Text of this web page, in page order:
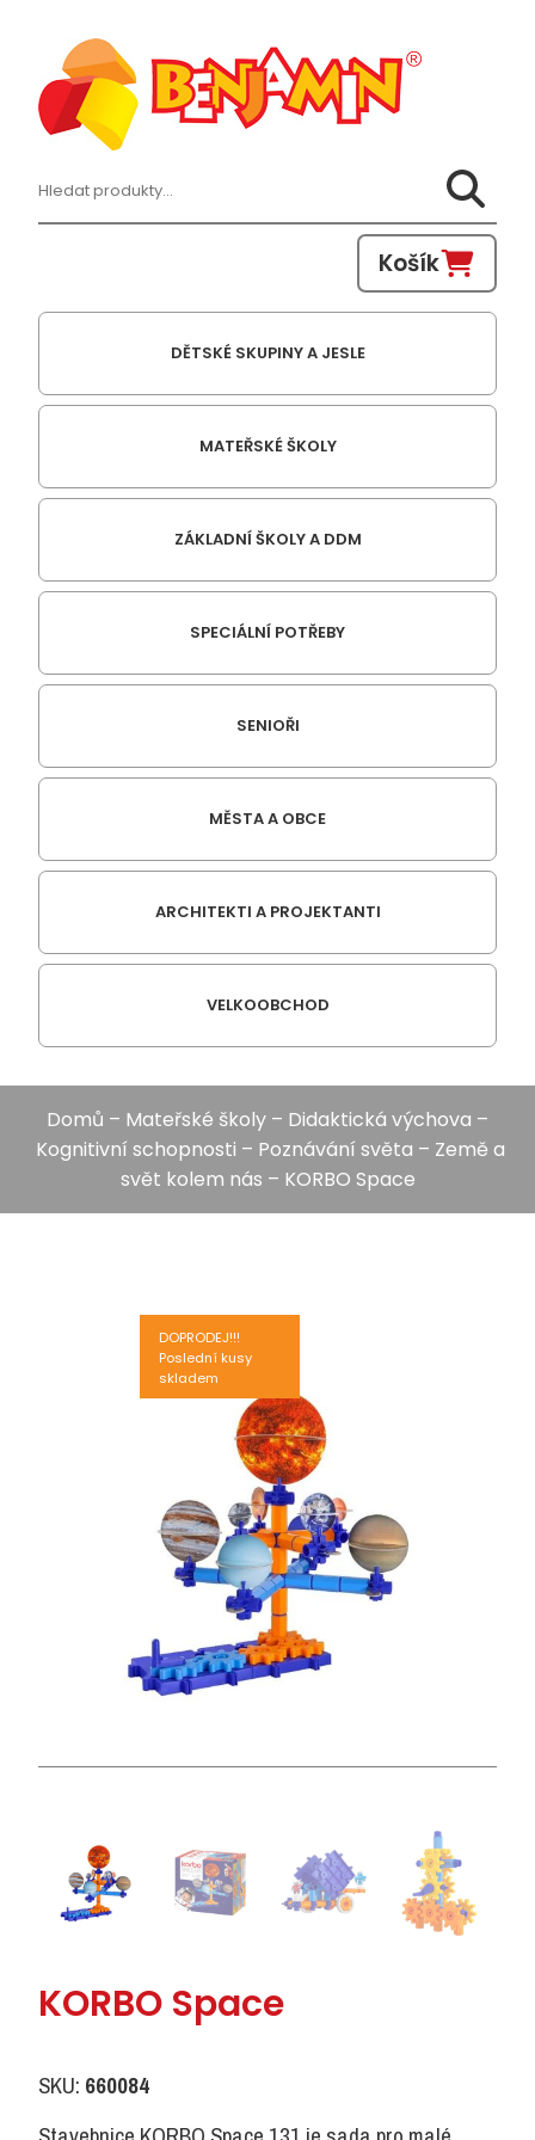
Hledat:
Košík
DĚTSKÉ SKUPINY A JESLE
MATEŘSKÉ ŠKOLY
ZÁKLADNÍ ŠKOLY A DDM
SPECIÁLNÍ POTŘEBY
SENIOŘI
MĚSTA A OBCE
ARCHITEKTI A PROJEKTANTI
VELKOOBCHOD
Domů – Mateřské školy – Didaktická výchova –
Kognitivní schopnosti – Poznávání světa – Země a
svět kolem nás – KORBO Space
DOPRODEJ!!!
Poslední kusy
skladem
KORBO Space
SKU: 660084